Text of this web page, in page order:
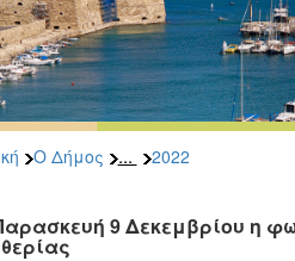
Ο Δήμος ... 2022
9 Δεκεμβρίου η